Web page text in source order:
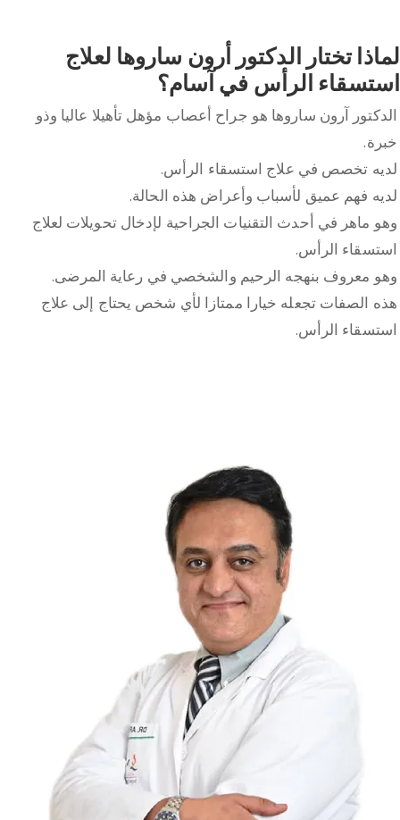
لماذا تختار الدكتور أرون ساروها لعلاج
استسقاء الرأس في آسام؟
الدكتور آرون ساروها هو جراح أعصاب مؤهل تأهيلا عاليا وذو
خبرة.
لديه تخصص في علاج استسقاء الرأس.
لديه فهم عميق لأسباب وأعراض هذه الحالة.
وهو ماهر في أحدث التقنيات الجراحية لإدخال تحويلات لعلاج
استسقاء الرأس.
وهو معروف بنهجه الرحيم والشخصي في رعاية المرضى.
هذه الصفات تجعله خيارا ممتازا لأي شخص يحتاج إلى علاج
استسقاء الرأس.